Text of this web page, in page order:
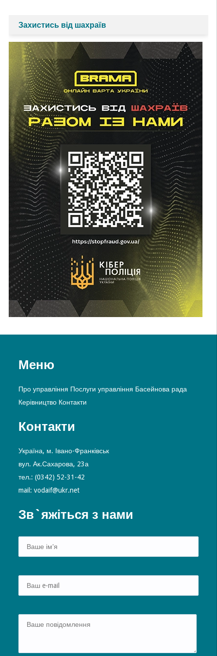
Захистись від шахраїв
Меню
Про управління Послуги управління Басейнова рада
Керівництво Контакти
Контакти
Україна, м. Івано-Франківськ
вул. Ак.Сахарова, 23а
тел.: (0342) 52-31-42
mail: vodaif@ukr.net
Зв`яжіться з нами